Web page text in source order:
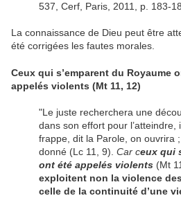
537, Cerf, Paris, 2011, p. 183-
La connaissance de Dieu peut être
été corrigées les fautes morales.
Ceux qui s’emparent du Royaume
appelés violents (Mt 11, 12)
"Le juste recherchera une
dans son effort pour
frappe, dit la Parole, on ouvrira
donné (Lc 11, 9). Car ceux qui
ont été appelés violents (Mt
exploitent non la violence
celle de la continuité d’une